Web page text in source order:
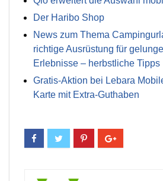
Der Haribo Shop
News zum Thema
richtige Ausrüstung für
Erlebnisse – herbstliche Tipps
Gratis-Aktion bei Lebara
Karte mit Extra-Guthaben